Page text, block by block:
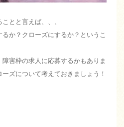
とと言えば、、、
か？クローズにするか？というこ
害枠の求人に応募するかもありま
ズについて考えておきましょう！